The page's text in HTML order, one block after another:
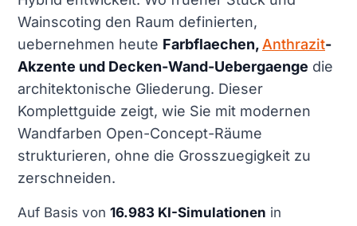
Wainscoting den Raum definierten,
uebernehmen heute Farbflaechen, Anthrazit-
Akzente und Decken-Wand-Uebergaenge die
architektonische Gliederung. Dieser
Komplettguide zeigt, wie Sie mit modernen
Wandfarben Open-Concept-Räume
strukturieren, ohne die Grosszuegigkeit zu
zerschneiden.
Auf Basis von 16.983 KI-Simulationen in